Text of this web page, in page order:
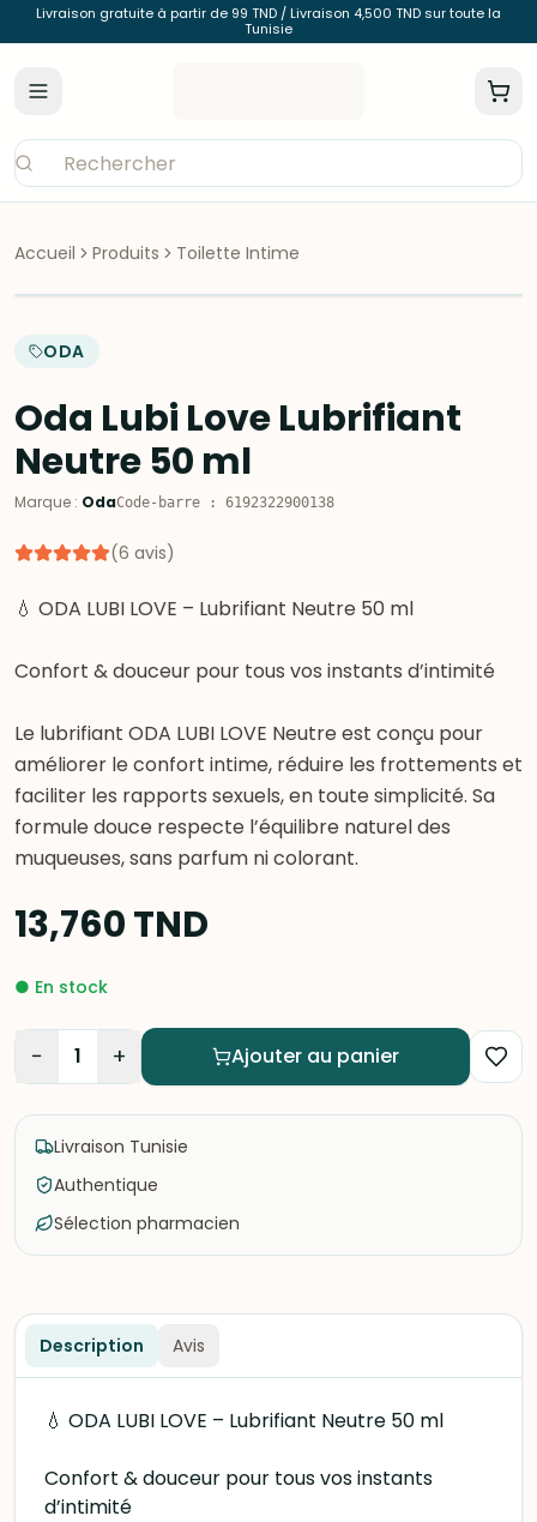
Livraison gratuite à partir de 99 TND / Livraison 4,500 TND sur toute la
Tunisie
Accueil Produits Toilette Intime
ODA
Oda Lubi Love Lubrifiant
Neutre 50 ml
Marque : OdaCode-barre : 6192322900138
(6 avis)
💧 ODA LUBI LOVE – Lubrifiant Neutre 50 ml
Confort & douceur pour tous vos instants d’intimité
Le lubrifiant ODA LUBI LOVE Neutre est conçu pour
améliorer le confort intime, réduire les frottements et
faciliter les rapports sexuels, en toute simplicité. Sa
formule douce respecte l’équilibre naturel des
muqueuses, sans parfum ni colorant.
13,760TND
● En stock
− 1 + Ajouter au panier
Livraison Tunisie
Authentique
Sélection pharmacien
Description Avis
💧 ODA LUBI LOVE – Lubrifiant Neutre 50 ml
Confort & douceur pour tous vos instants
d’intimité